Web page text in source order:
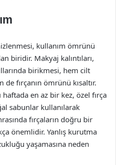
kullanım ömrünü
biridir. Makyaj kalıntıları,
birikmesi, hem cilt
de fırçanın ömrünü kısaltır.
haftada en az bir kez, özel fırça
sabunlar kullanılarak
fırçaların doğru bir
önemlidir. Yanlış kurutma
yaşamasına neden